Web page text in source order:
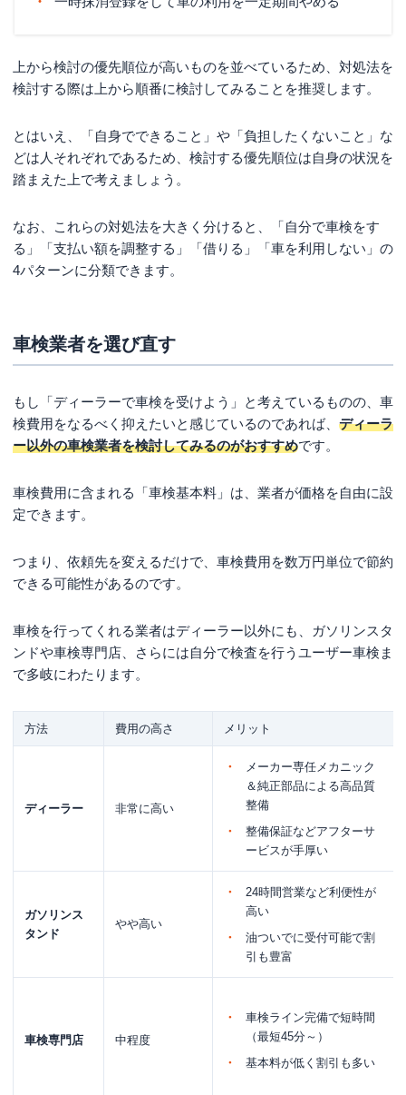
上から検討の優先順位が高いものを並べているため、対処法を
検討する際は上から順番に検討してみることを推奨します。
とはいえ、「自身でできること」や「負担したくないこと」な
どは人それぞれであるため、検討する優先順位は自身の状況を
踏まえた上で考えましょう。
なお、これらの対処法を大きく分けると、「自分で車検をす
る」「支払い額を調整する」「借りる」「車を利用しない」の
4パターンに分類できます。
車検業者を選び直す
もし「ディーラーで車検を受けよう」と考えているものの、車
検費用をなるべく抑えたいと感じているのであれば、 ディーラ
ー以外の車検業者を検討してみるのがおすすめです。
車検費用に含まれる「車検基本料」は、業者が価格を自由に設
定できます。
つまり、依頼先を変えるだけで、車検費用を数万円単位で節約
できる可能性があるのです。
車検を行ってくれる業者はディーラー以外にも、ガソリンスタ
ンドや車検専門店、さらには自分で検査を行うユーザー車検ま
で多岐にわたります。
方法 費用の高さ メリット
ディーラー 非常に高い
メーカー専任メカニック
＆純正部品による高品質
整備
整備保証などアフターサ
ービスが手厚い
ガソリンス
タンド
やや高い
24時間営業など利便性が
高い
油ついでに受付可能で割
引も豊富
車検専門店 中程度
車検ライン完備で短時間
（最短45分～）
基本料が低く割引も多い